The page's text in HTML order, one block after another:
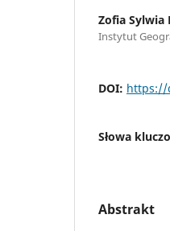
Zofia Sylwia
Instytut
DOI: https://
Słowa
Abstrakt